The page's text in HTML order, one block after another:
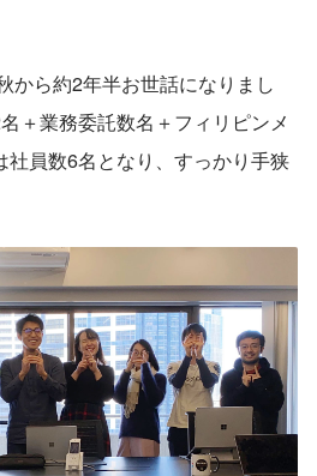
から約2年半お世話になりまし
＋業務委託数名＋フィリピンメ
社員数6名となり、すっかり手狭